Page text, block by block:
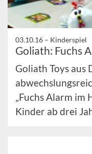
03.10.16 – Kinderspiel
Goliath: Fuchs
Goliath Toys aus
„Fuchs Alarm im
Kinder ab drei